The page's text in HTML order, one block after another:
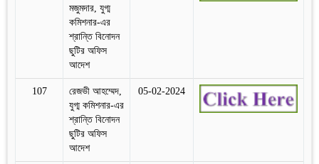
মজুমদার, যুগ্ম
কমিশনার-এর
শ্রান্তি বিনোদন
ছুটির অফিস
আদেশ
107
রেজভী আহম্মেদ,
যুগ্ম কমিশনার-এর
শ্রান্তি বিনোদন
ছুটির অফিস
আদেশ
05-02-2024